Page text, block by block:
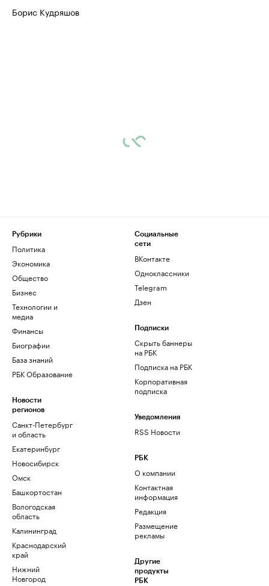
Борис Кудряшов
Рубрики
Политика
Экономика
Общество
Бизнес
Технологии и
медиа
Финансы
Биографии
База знаний
РБК Образование
Новости
регионов
Санкт-Петербург
и область
Екатеринбург
Новосибирск
Омск
Башкортостан
Вологодская
область
Калининград
Краснодарский
край
Нижний
Новгород
Социальные
сети
ВКонтакте
Одноклассники
Telegram
Дзен
Подписки
Скрыть баннеры
на РБК
Подписка на РБК
Корпоративная
подписка
Уведомления
RSS Новости
РБК
О компании
Контактная
информация
Редакция
Размещение
рекламы
Другие
продукты
РБК